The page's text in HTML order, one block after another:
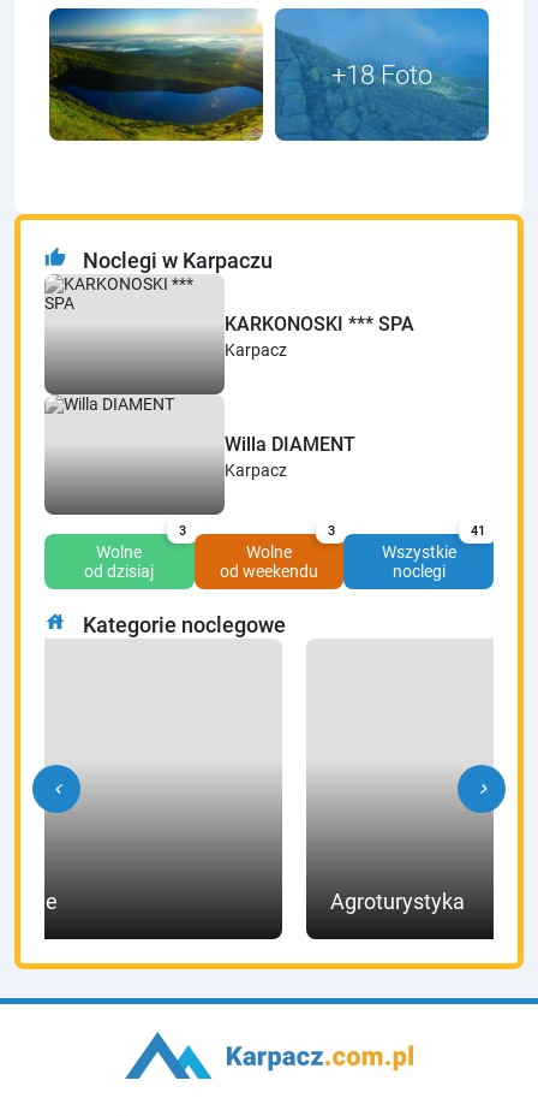
thumb_up Noclegi w Karpaczu
KARKONOSKI *** SPA
Karpacz
Willa DIAMENT
Karpacz
Wolne
od dzisiaj
3
Wolne
od weekendu
3
Wszystkie
noclegi
41
house Kategorie noclegowe
Agroturystyka
chevron_left chevron_right